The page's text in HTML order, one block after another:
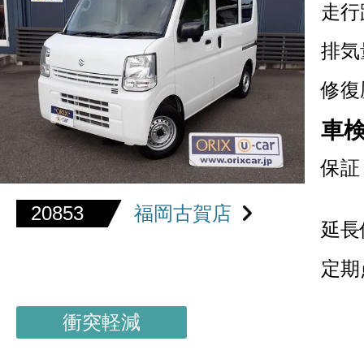
20853 福岡古賀店
走
排気
修復
車
保証
延
定
衝突軽減